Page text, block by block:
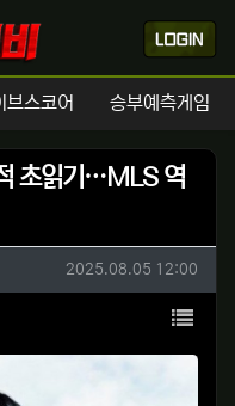
브스코어 승부예측게임
초읽기…MLS 역
작성일
2025.08.05 12:00
목록